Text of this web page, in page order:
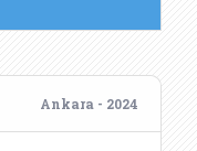
Ankara - 2024